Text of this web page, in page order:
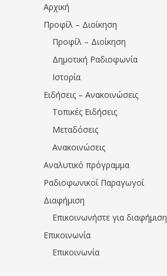
Αρχική
Προφίλ – Διοίκηση
Προφίλ – Διοίκηση
Δημοτική Ραδιοφωνία
Ιστορία
Ειδήσεις – Ανακοινώσεις
Τοπικές Ειδήσεις
Μεταδόσεις
Ανακοινώσεις
Αναλυτικό πρόγραμμα
Ραδιοφωνικοί Παραγωγοί
Διαφήμιση
Επικοινωνήστε για διαφήμιση
Επικοινωνία
Επικοινωνία